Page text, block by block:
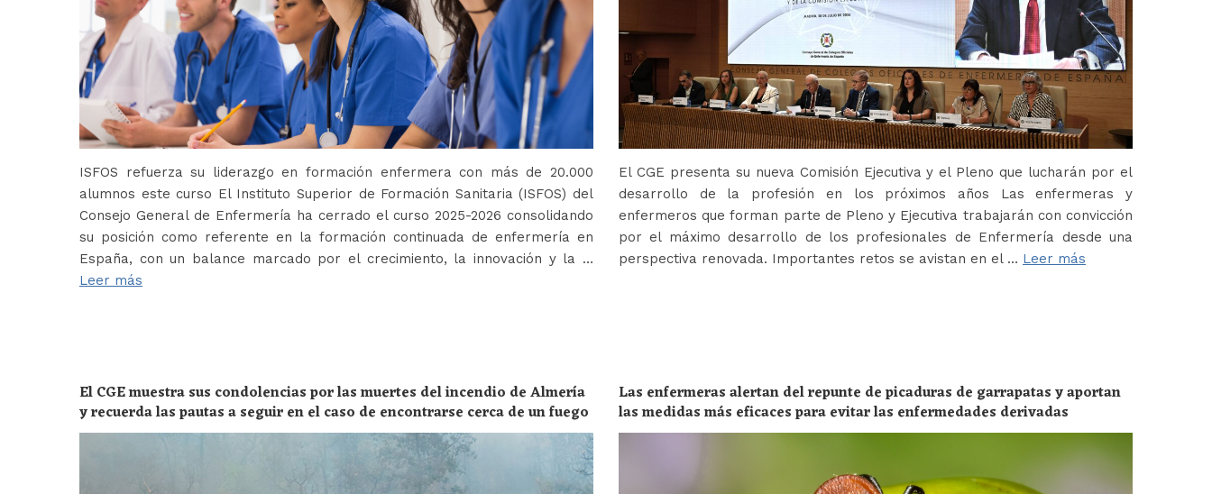
ISFOS refuerza su liderazgo en formación enfermera con más de 20.000
alumnos este curso El Instituto Superior de Formación Sanitaria (ISFOS) del
Consejo General de Enfermería ha cerrado el curso 2025-2026 consolidando
su posición como referente en la formación continuada de enfermería en
España, con un balance marcado por el crecimiento, la innovación y la …
Leer más
El CGE presenta su nueva Comisión Ejecutiva y el Pleno que lucharán por el
desarrollo de la profesión en los próximos años Las enfermeras y
enfermeros que forman parte de Pleno y Ejecutiva trabajarán con convicción
por el máximo desarrollo de los profesionales de Enfermería desde una
perspectiva renovada. Importantes retos se avistan en el … Leer más
El CGE muestra sus condolencias por las muertes del incendio de Almería
y recuerda las pautas a seguir en el caso de encontrarse cerca de un fuego
Las enfermeras alertan del repunte de picaduras de garrapatas y aportan
las medidas más eficaces para evitar las enfermedades derivadas